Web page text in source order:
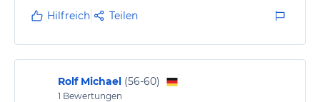
Hilfreich Teilen
Rolf Michael (56-60)
1 Bewertungen